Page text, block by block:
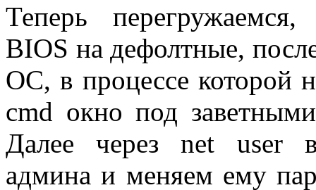
Теперь
BIOS на дефолтные,
ОС, в процессе которой
cmd окно под
Далее через net user
админа и меняем ему